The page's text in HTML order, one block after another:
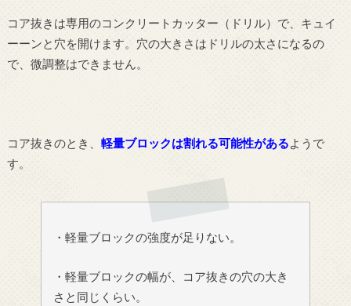
コア抜きは専用のコンクリートカッター（ドリル）で、キュイ
ーーンと穴を開けます。穴の大きさはドリルの太さになるの
で、微調整はできません。
コア抜きのとき、 軽量ブロックは割れる可能性があるようで
す。
・軽量ブロックの強度が足りない。
・軽量ブロックの幅が、コア抜きの穴の大き
さと同じくらい。